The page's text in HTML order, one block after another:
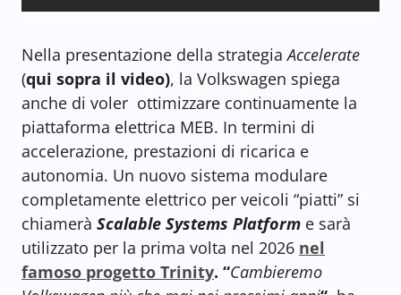
Nella presentazione della strategiaAccelerate
(qui sopra il video), la Volkswagen spiega
anche di voler ottimizzare continuamente la
piattaforma elettrica MEB. In termini di
accelerazione, prestazioni di ricarica e
autonomia. Un nuovo sistema modulare
completamente elettrico per veicoli “piatti” si
chiamerà Scalable Systems Platform e sarà
utilizzato per la prima volta nel 2026 nel
famoso progetto Trinity. “Cambieremo